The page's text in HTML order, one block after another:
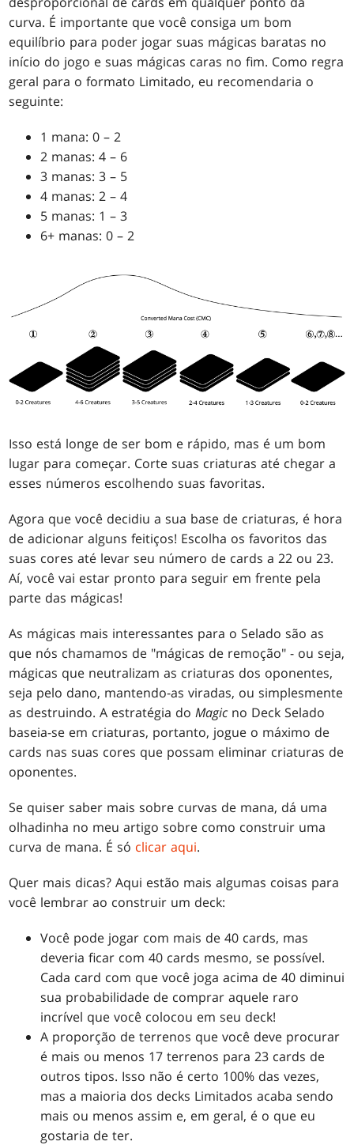
curva. É importante que você consiga um bom
equilíbrio para poder jogar suas mágicas baratas no
início do jogo e suas mágicas caras no fim. Como regra
geral para o formato Limitado, eu recomendaria o
seguinte:
1 mana: 0 – 2
2 manas: 4 – 6
3 manas: 3 – 5
4 manas: 2 – 4
5 manas: 1 – 3
6+ manas: 0 – 2
Isso está longe de ser bom e rápido, mas é um bom
lugar para começar. Corte suas criaturas até chegar a
esses números escolhendo suas favoritas.
Agora que você decidiu a sua base de criaturas, é hora
de adicionar alguns feitiços! Escolha os favoritos das
suas cores até levar seu número de cards a 22 ou 23.
Aí, você vai estar pronto para seguir em frente pela
parte das mágicas!
As mágicas mais interessantes para o Selado são as
que nós chamamos de "mágicas de remoção" - ou seja,
mágicas que neutralizam as criaturas dos oponentes,
seja pelo dano, mantendo-as viradas, ou simplesmente
as destruindo. A estratégia doMagic no Deck Selado
baseia-se em criaturas, portanto, jogue o máximo de
cards nas suas cores que possam eliminar criaturas de
oponentes.
Se quiser saber mais sobre curvas de mana, dá uma
olhadinha no meu artigo sobre como construir uma
curva de mana. É só clicar aqui.
Quer mais dicas? Aqui estão mais algumas coisas para
você lembrar ao construir um deck:
Você pode jogar com mais de 40 cards, mas
deveria ficar com 40 cards mesmo, se possível.
Cada card com que você joga acima de 40 diminui
sua probabilidade de comprar aquele raro
incrível que você colocou em seu deck!
A proporção de terrenos que você deve procurar
é mais ou menos 17 terrenos para 23 cards de
outros tipos. Isso não é certo 100% das vezes,
mas a maioria dos decks Limitados acaba sendo
mais ou menos assim e, em geral, é o que eu
gostaria de ter.